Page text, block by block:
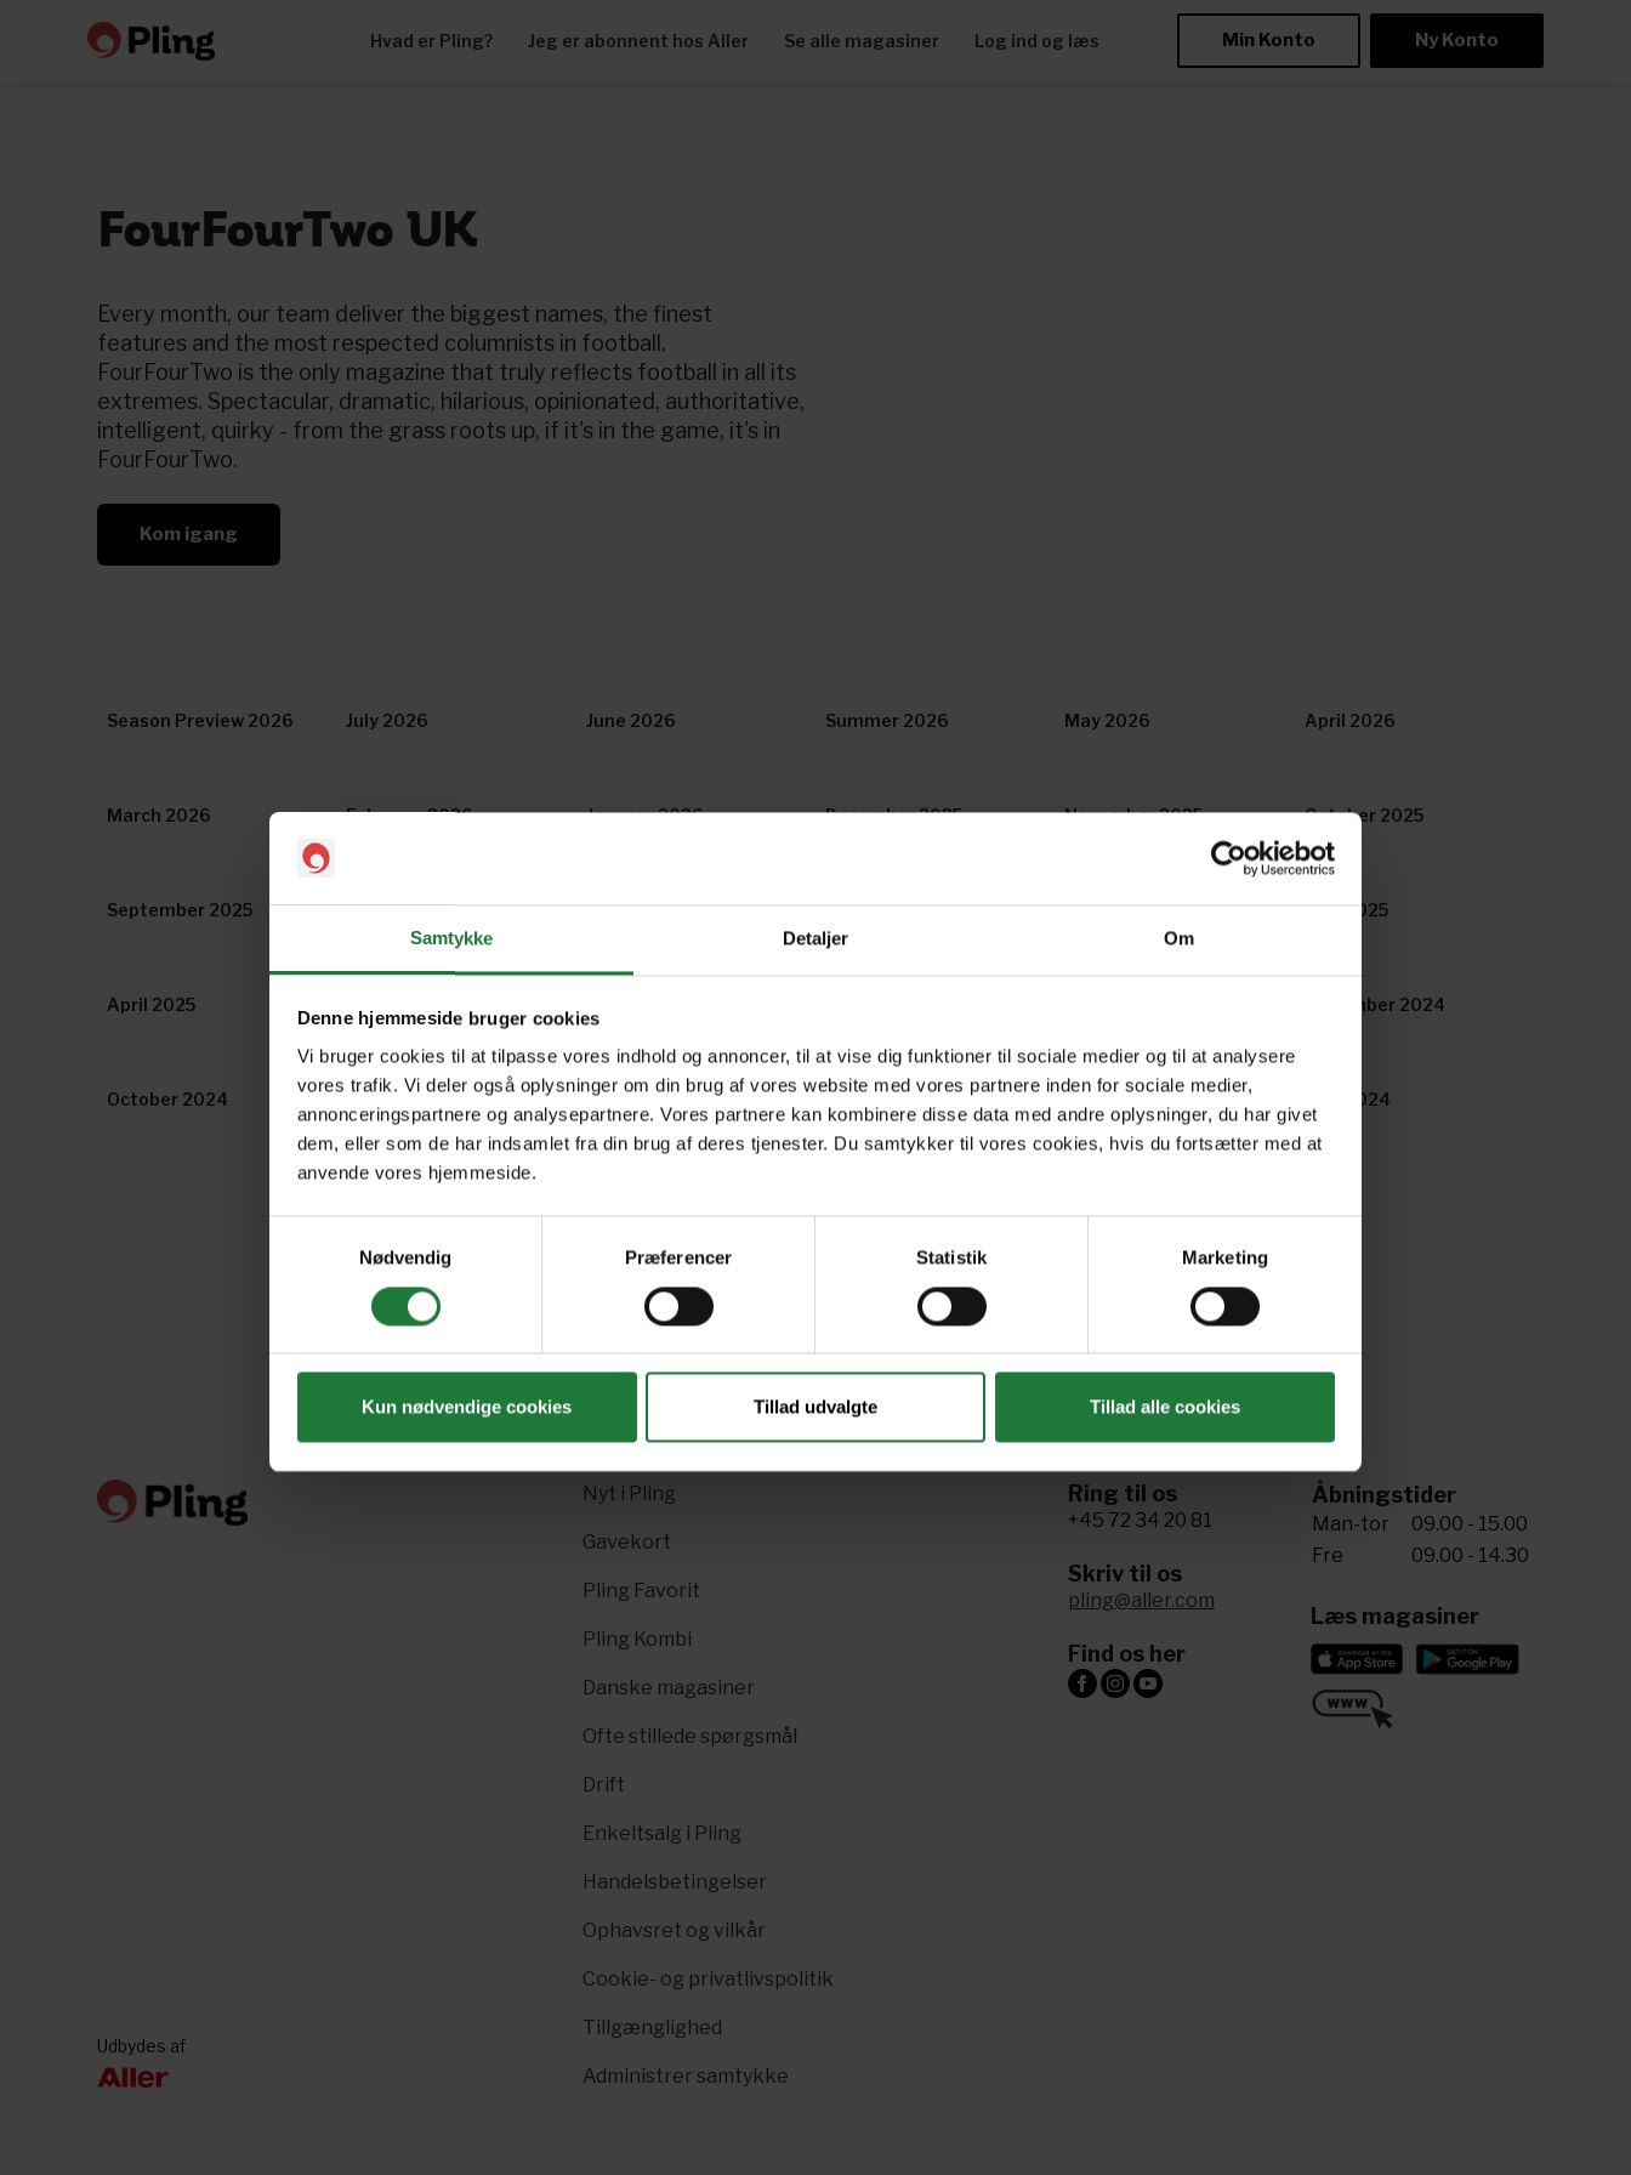
Samtykke Detaljer Om
Denne hjemmeside bruger cookies
Vi bruger cookies til at tilpasse vores indhold og annoncer, til at vise dig funktioner til sociale medier og til at analysere
vores trafik. Vi deler også oplysninger om din brug af vores website med vores partnere inden for sociale medier,
annonceringspartnere og analysepartnere. Vores partnere kan kombinere disse data med andre oplysninger, du har givet
dem, eller som de har indsamlet fra din brug af deres tjenester. Du samtykker til vores cookies, hvis du fortsætter med at
anvende vores hjemmeside.
Nødvendig
Præferencer Statistik Marketing
Kun nødvendige cookies Tillad udvalgte Tillad alle cookies
Hvad er Pling? Jeg er abonnent hos Aller Se alle magasiner Log ind og læs Min Konto Ny Konto
FourFourTwo UK
Every month, our team deliver the biggest names, the finest
features and the most respected columnists in football.
FourFourTwo is the only magazine that truly reflects football in all its
extremes. Spectacular, dramatic, hilarious, opinionated, authoritative,
intelligent, quirky - from the grass roots up, if it's in the game, it's in
FourFourTwo.
Kom igang
Season Preview 2026 July 2026 June 2026 Summer 2026 May 2026 April 2026
March 2026 February 2026 January 2026 December 2025 November 2025 October 2025
September 2025 Season Preview 2025 July 2025 June 2025 Summer 2025 May 2025
April 2025 November 2024
October 2024 September 2024 Season Preview 2024 July 2024 June 2024 May 2024
Forrige 1 7
Nyt i Pling
Gavekort
Pling Favorit
Pling Kombi
Danske magasiner
Ofte stillede spørgsmål
Drift
Enkeltsalg i Pling
Handelsbetingelser
Ophavsret og vilkår
Cookie- og privatlivspolitik
Tillgænglighed
Administrer samtykke
Ring til os
+45 72 34 20 81
Skriv til os
pling@aller.com
Find os her
Åbningstider
Man-tor
09.00 - 15.00
Fre
09.00 - 14.30
Læs magasiner
Udbydes af